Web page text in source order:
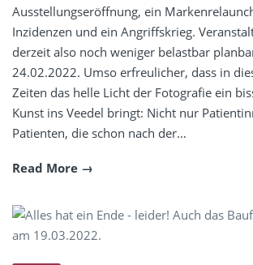
Ausstellungseröffnung, ein
Inzidenzen und ein Angriffskrieg.
derzeit also noch weniger belastbar
24.02.2022. Umso erfreulicher, dass in
Zeiten das helle Licht der Fotografie ein
Kunst ins Veedel bringt: Nicht nur
Patienten, die schon nach der…
Read More